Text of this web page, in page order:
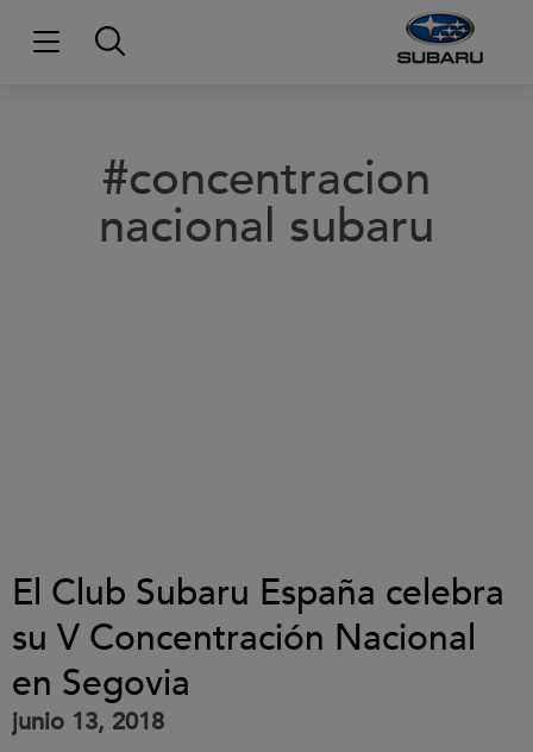
#concentracion
nacional subaru
El Club Subaru España celebra
su V Concentración Nacional
en Segovia
junio 13, 2018